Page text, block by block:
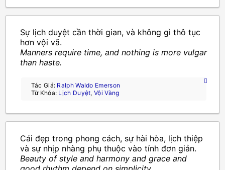
Sự lịch duyệt cần thời gian, và không gì thô tục
hơn vội vã.
Manners require time, and nothing is more vulgar
than haste.
Tác Giả: Ralph Waldo Emerson
Từ Khóa: Lịch Duyệt,Vội Vàng
Cái đẹp trong phong cách, sự hài hòa, lịch thiệp
và sự nhịp nhàng phụ thuộc vào tính đơn giản.
Beauty of style and harmony and grace and